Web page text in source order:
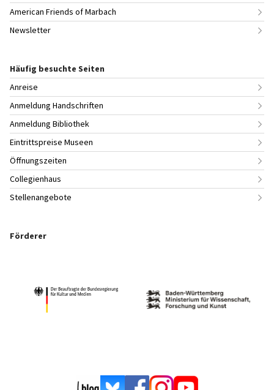
American Friends of Marbach
Newsletter
Häufig besuchte Seiten
Anreise
Anmeldung Handschriften
Anmeldung Bibliothek
Eintrittspreise Museen
Öffnungszeiten
Collegienhaus
Stellenangebote
Förderer